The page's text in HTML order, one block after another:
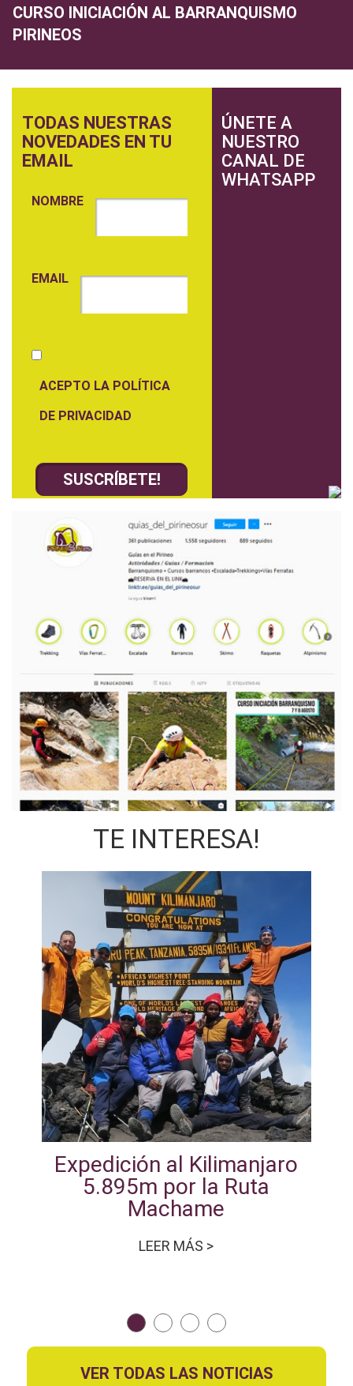
CURSO INICIACIÓN AL BARRANQUISMO
PIRINEOS
TODAS NUESTRAS
NOVEDADES EN TU
EMAIL
NOMBRE
EMAIL
ACEPTO LA POLÍTICA
DE PRIVACIDAD
ÚNETE A
NUESTRO
CANAL DE
WHATSAPP
TE INTERESA!
Expedición al Kilimanjaro
5.895m por la Ruta
Machame
LEER MÁS >
VER TODAS LAS NOTICIAS